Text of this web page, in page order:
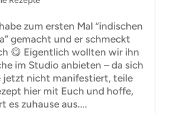
zum ersten Mal “indischen
gemacht und er schmeckt
😋 Eigentlich wollten wir ihn
im Studio anbieten – da sich
jetzt nicht manifestiert, teile
hier mit Euch und hoffe,
es zuhause aus....